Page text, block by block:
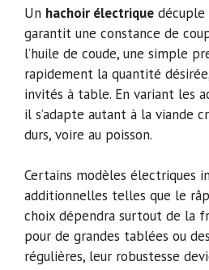
Un hachoir électrique
garantit une constance de
l’huile de coude, une simple
rapidement la quantité
invités à table. En variant les
il s’adapte autant à la viande
durs, voire au poisson.
Certains modèles électriques
additionnelles telles que le
choix dépendra surtout de la
pour de grandes tablées ou
régulières, leur robustesse